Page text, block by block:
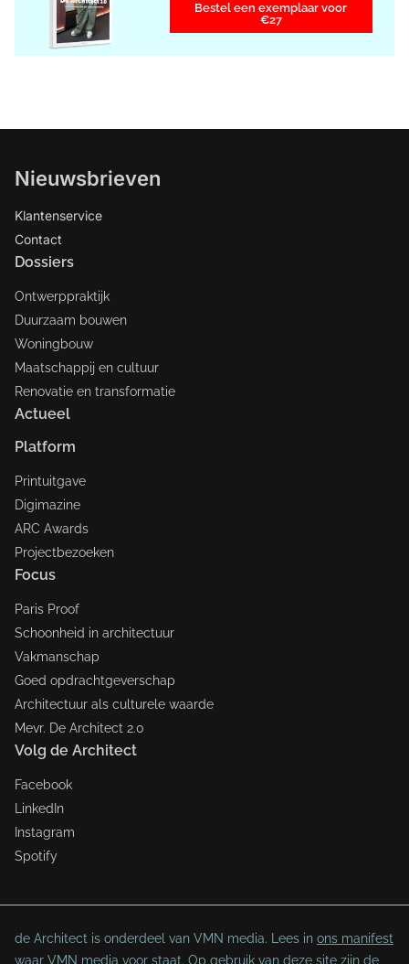
Bestel een exemplaar voor
€27
Nieuwsbrieven
Klantenservice
Contact
Dossiers
Ontwerppraktijk
Duurzaam bouwen
Woningbouw
Maatschappij en cultuur
Renovatie en transformatie
Actueel
Platform
Printuitgave
Digimazine
ARC Awards
Projectbezoeken
Focus
Paris Proof
Schoonheid in architectuur
Vakmanschap
Goed opdrachtgeverschap
Architectuur als culturele waarde
Mevr. De Architect 2.0
Volg de Architect
Facebook
LinkedIn
Instagram
Spotify
de Architect is onderdeel van VMN media. Lees in ons manifest
waar VMN media voor staat. Op gebruik van deze site zijn de